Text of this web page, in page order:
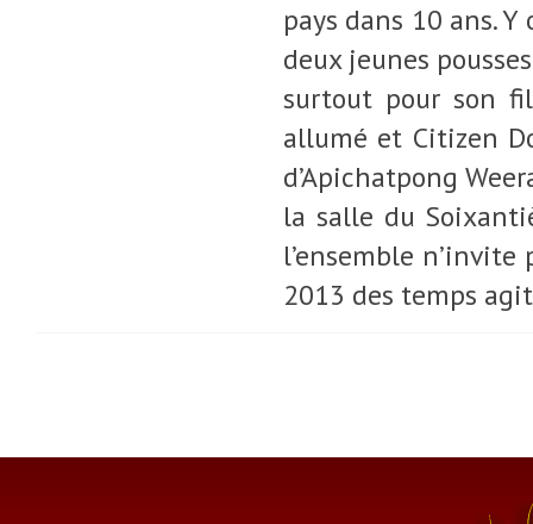
pays dans 10 ans.
deux jeunes
surtout pour son
allumé et Citizen
d’Apichatpong
la salle du
l’ensemble n’invite
2013 des temps